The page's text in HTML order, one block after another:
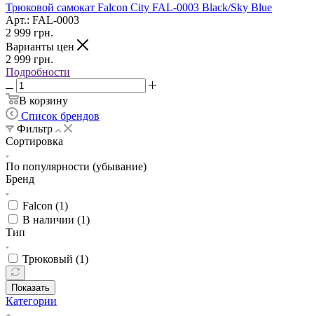
Трюковой самокат Falcon City FAL-0003 Black/Sky Blue
Арт.: FAL-0003
2 999 грн.
Варианты цен
2 999 грн.
Подробности
В корзину
Список брендов
Фильтр
Сортировка
По популярности (убывание)
Бренд
Falcon (1)
В наличии (1)
Тип
Трюковый (1)
Показать
Категории